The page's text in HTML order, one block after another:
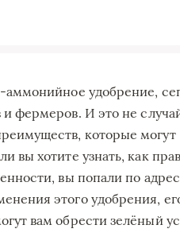
аммонийное удобрение,
и фермеров. И это не
которые могут
вы хотите узнать, как
вы попали по
этого удобрения,
вам обрести зелёный